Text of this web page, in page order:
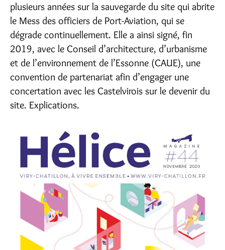
plusieurs années sur la sauvegarde du site qui abrite
le Mess des officiers de Port-Aviation, qui se
dégrade continuellement. Elle a ainsi signé, fin
2019, avec le Conseil d’architecture, d’urbanisme
et de l’environnement de l’Essonne (CAUE), une
convention de partenariat afin d’engager une
concertation avec les Castelvirois sur le devenir du
site. Explications.